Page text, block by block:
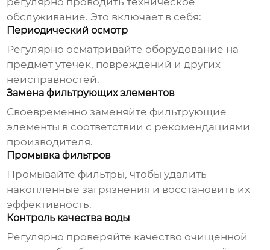
обслуживание. Это включает в себя:
Периодический осмотр
Регулярно осматривайте оборудование на
предмет утечек, повреждений и других
неисправностей.
Замена фильтрующих элементов
Своевременно заменяйте фильтрующие
элементы в соответствии с рекомендациями
производителя.
Промывка фильтров
Промывайте фильтры, чтобы удалить
накопленные загрязнения и восстановить их
эффективность.
Контроль качества воды
Регулярно проверяйте качество очищенной